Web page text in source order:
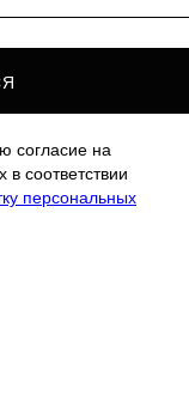
согласие на
соответствии
персональных